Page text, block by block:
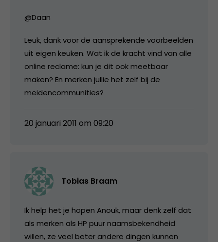
@Daan
Leuk, dank voor de aansprekende voorbeelden
uit eigen keuken. Wat ik de kracht vind van alle
online reclame: kun je dit ook meetbaar
maken? En merken jullie het zelf bij de
meidencommunities?
20 januari 2011 om 09:20
Tobias Braam
Ik help het je hopen Anouk, maar denk zelf dat
als merken als HP puur naamsbekendheid
willen, ze veel beter andere dingen kunnen